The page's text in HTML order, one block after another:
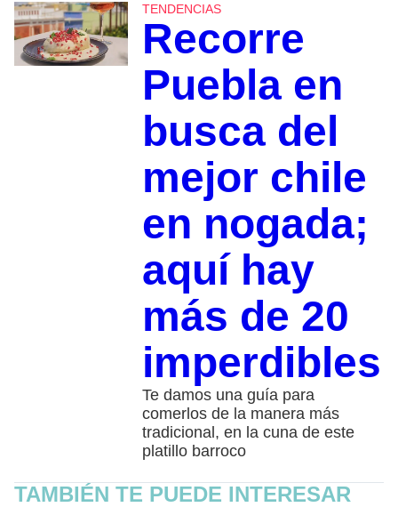
TENDENCIAS
Recorre
Puebla en
busca del
mejor chile
en nogada;
aquí hay
más de 20
imperdibles
Te damos una guía para
comerlos de la manera más
tradicional, en la cuna de este
platillo barroco
TAMBIÉN TE PUEDE INTERESAR